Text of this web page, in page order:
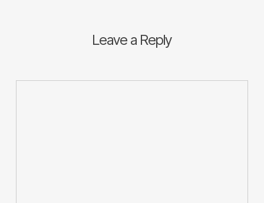
Leave a Reply